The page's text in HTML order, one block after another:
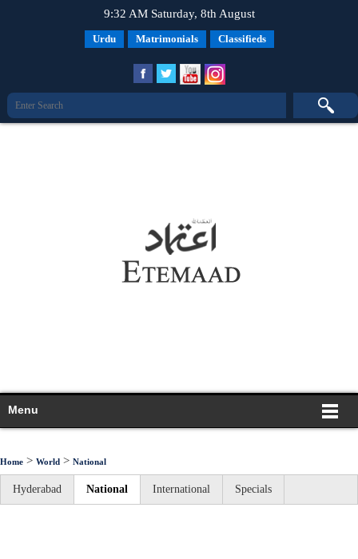
9:32 AM Saturday, 8th August
Urdu Matrimonials Classifieds
Menu
Home > World > National
Hyderabad National International Specials